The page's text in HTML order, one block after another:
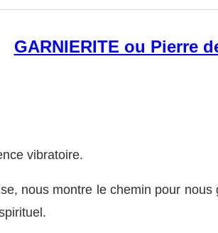
GARNIERITE ou Pierre
vibratoire.
nous montre le chemin pour